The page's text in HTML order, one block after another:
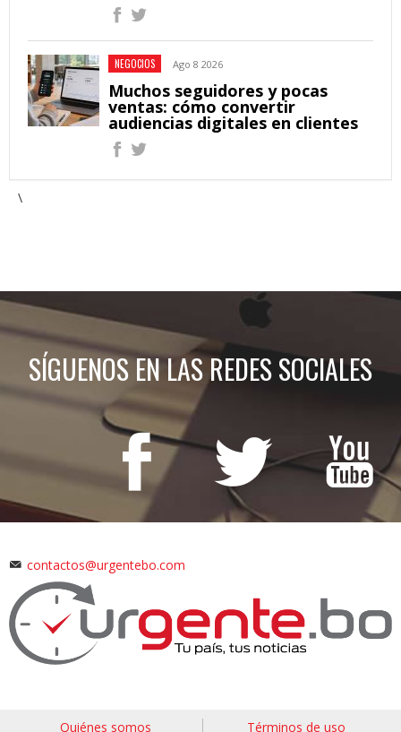
NEGOCIOS Ago 8 2026
Muchos seguidores y pocas
ventas: cómo convertir
audiencias digitales en clientes
\
SÍGUENOS EN LAS REDES SOCIALES
contactos@urgentebo.com
Quiénes somos Términos de uso